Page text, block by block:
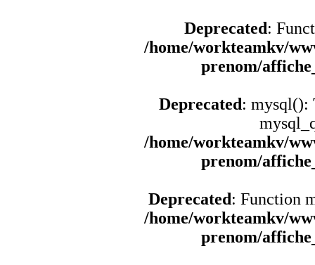
Deprecated:
/home/workteamkv/
prenom/
Deprecated: mysql():
/home/workteamkv/
prenom/
Deprecated: Function
/home/workteamkv/
prenom/